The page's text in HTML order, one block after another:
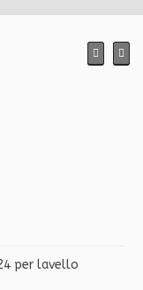
per lavello